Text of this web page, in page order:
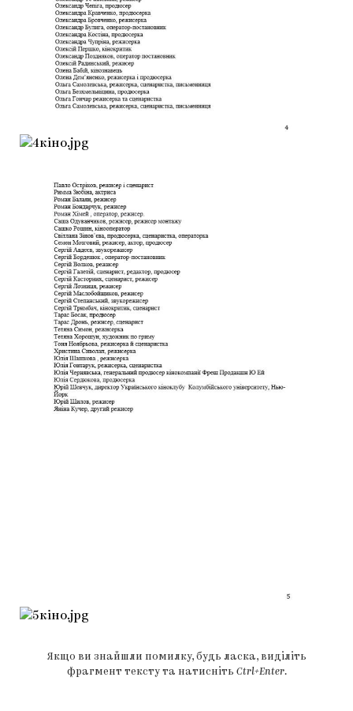
Якщо ви знайшли помилку, будь ласка, виділіть
фрагмент тексту та натисніть Ctrl+Enter.